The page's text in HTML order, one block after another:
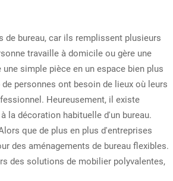
bureau, car ils remplissent plusieurs
travaille à domicile ou gère une
simple pièce en un espace bien plus
personnes ont besoin de lieux où leurs
Heureusement, il existe
la décoration habituelle d'un bureau.
que de plus en plus d'entreprises
des aménagements de bureau flexibles.
des solutions de mobilier polyvalentes,